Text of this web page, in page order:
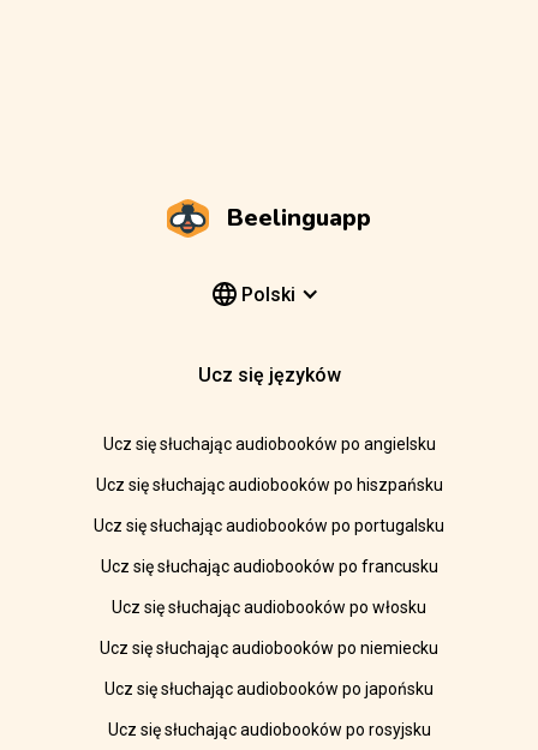
Beelinguapp
Polski
Ucz się języków
Ucz się słuchając audiobooków po angielsku
Ucz się słuchając audiobooków po hiszpańsku
Ucz się słuchając audiobooków po portugalsku
Ucz się słuchając audiobooków po francusku
Ucz się słuchając audiobooków po włosku
Ucz się słuchając audiobooków po niemiecku
Ucz się słuchając audiobooków po japońsku
Ucz się słuchając audiobooków po rosyjsku